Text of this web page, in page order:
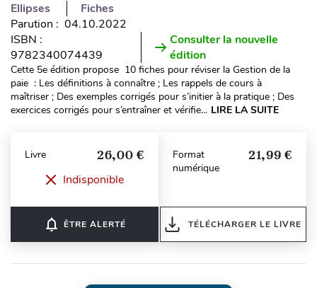
Ellipses
Fiches
Parution : 04.10.2022
ISBN :
9782340074439
Consulter la nouvelle
édition
Cette 5e édition propose 10 fiches pour réviser la Gestion de la
paie : Les définitions à connaître ; Les rappels de cours à
maîtriser ; Des exemples corrigés pour s’initier à la pratique ; Des
exercices corrigés pour s’entraîner et vérifie... LIRE LA SUITE
Livre 26,00 €
Indisponible
notifications_none ÊTRE ALERTÉ
Format
numérique
21,99 €
TÉLÉCHARGER LE LIVRE